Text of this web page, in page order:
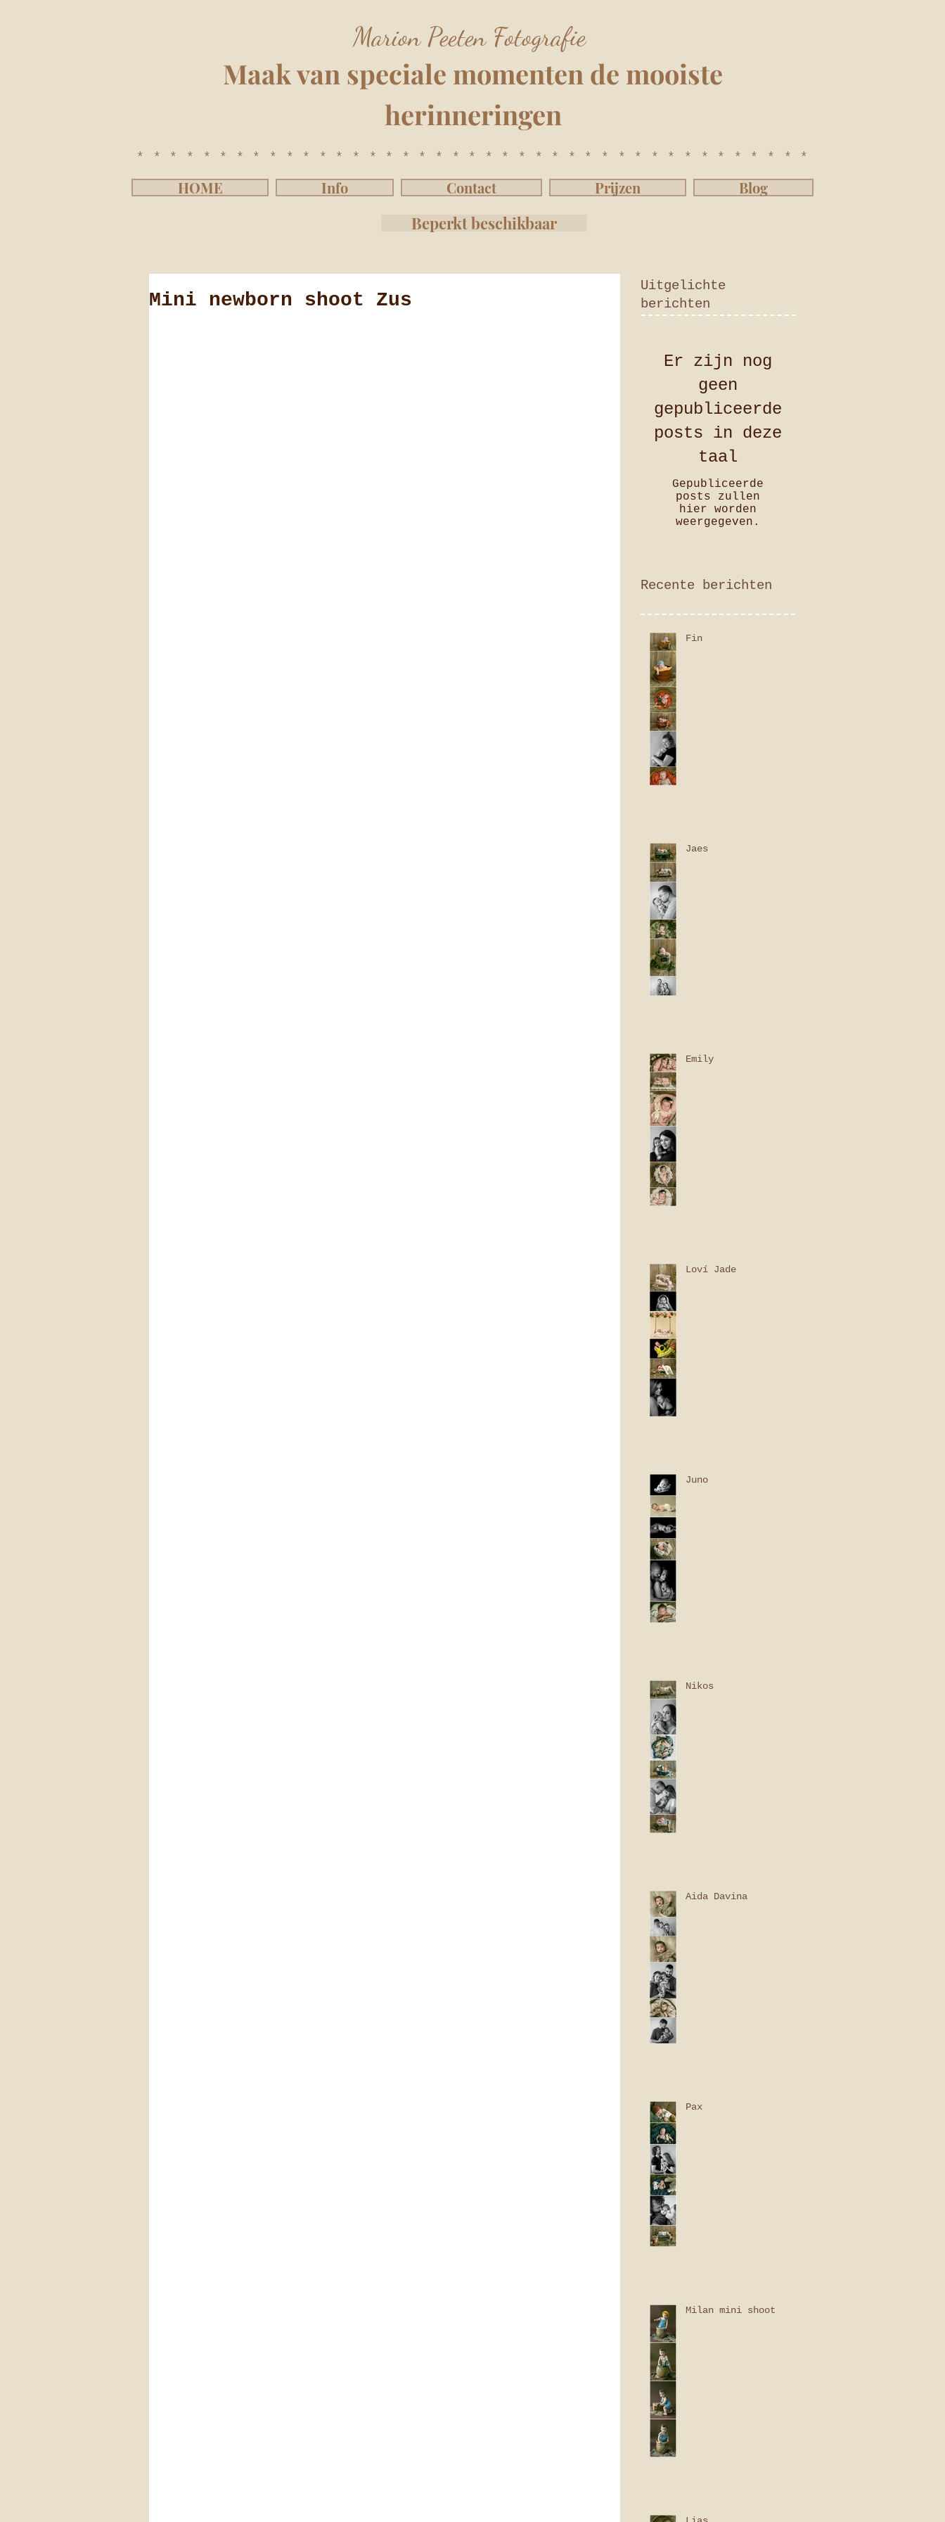
Marion Peeten Fotografie
Maak van speciale momenten de mooiste
herinneringen
*****************************************
HOME Info Contact Prijzen Blog
Beperkt beschikbaar
Mini newborn shoot Zus
Uitgelichte
berichten
Er zijn nog
geen
gepubliceerde
posts in deze
taal
Gepubliceerde
posts zullen
hier worden
weergegeven.
Recente berichten
Fin
Jaes
Emily
Loví Jade
Juno
Nikos
Aida Davina
Pax
Milan mini shoot